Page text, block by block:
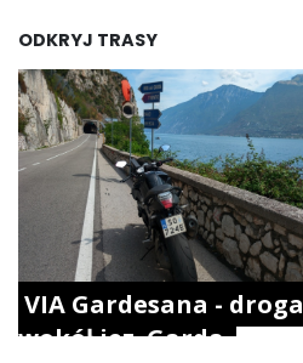
ODKRYJ TRASY
VIA Gardesana - droga
wokół jez. Garda.